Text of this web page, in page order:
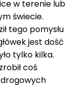
w terenie lub
świecie.
tego pomysłu
jest dość
tylko kilka.
coś